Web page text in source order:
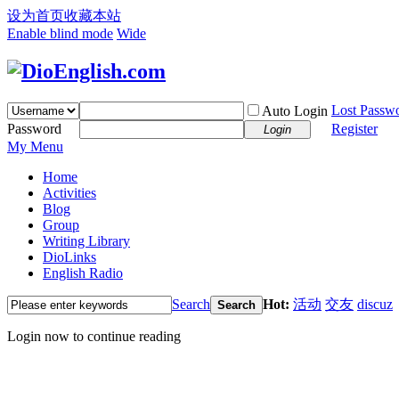
设为首页收藏本站
Enable blind mode Wide
Auto Login Lost
Password
Login
Register
My Menu
Home
Activities
Blog
Group
Writing Library
DioLinks
English Radio
Search Search Hot: 活动 交友 discuz
Login now to continue reading